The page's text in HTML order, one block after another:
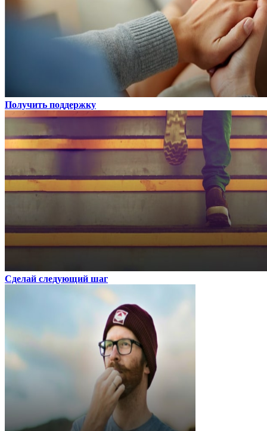
Получить поддержку
Сделай следующий шаг